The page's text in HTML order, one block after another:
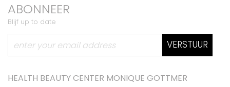
ABONNEER
Blijf up to date
VERSTUUR
HEALTH BEAUTY CENTER MONIQUE GOTTMER